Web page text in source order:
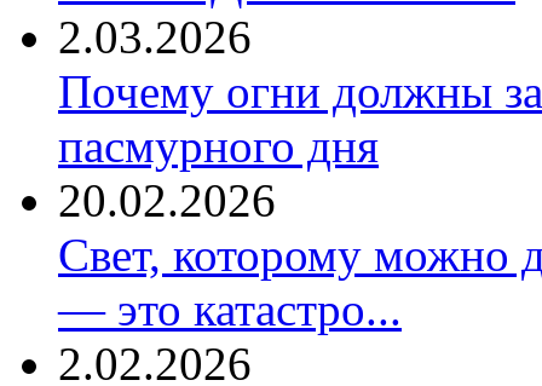
2.03.2026
Почему огни должны
пасмурного дня
20.02.2026
Свет, которому можно
— это катастро...
2.02.2026